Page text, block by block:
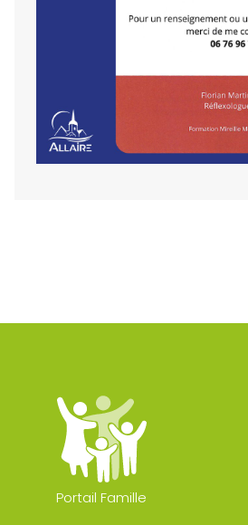
Portail Famille